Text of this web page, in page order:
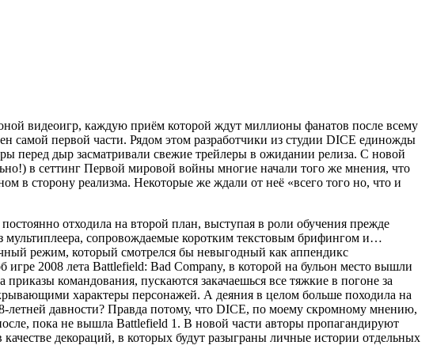
видеоигр, каждую приём которой ждут миллионы фанатов после всему
самой первой части. Рядом этом разработчики из студии DICE единожды
перед дыр засматривали свежие трейлеры в ожидании релиза. С новой
в сеттинг Первой мировой войны многие начали того же мнения, что
сторону реализма. Некоторые же ждали от неё «всего того но, что и
отходила на второй план, выступая в роли обучения прежде
мультиплеера, сопровождаемые коротким текстовым брифингом и…
режим, который смотрелся бы невыгодный как аппендикс
2008 лета Battlefield: Bad Company, в которой на бульон место вышли
командования, пускаются закачаешься все тяжкие в погоне за
характеры персонажей. А деяния в целом больше походила на
давности? Правда потому, что DICE, по моему скромному мнению,
пока не вышла Battlefield 1. В новой части авторы пропагандируют
декораций, в которых будут разыграны личные истории отдельных